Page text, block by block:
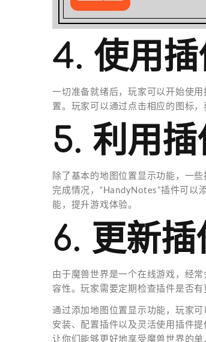
4. 使用插
一切准备就绪后，玩家可以开始使
置。玩家可以通过点击相应的图标
5. 利用
除了基本的地图位置显示功能，一
完成情况，“HandyNotes”插件可以
能，提升游戏体验。
6. 更新插
由于魔兽世界是一个在线游戏，经
容性。玩家需要定期检查插件是否有
通过添加地图位置显示功能，玩家
安装、配置插件以及灵活使用插件
让你们能够更好地享受魔兽世界的单